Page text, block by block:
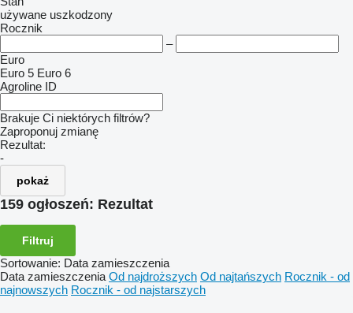
używane uszkodzony
Rocznik
–
Euro
Euro 5 Euro 6
Agroline ID
Brakuje Ci niektórych filtrów?
Zaproponuj zmianę
Rezultat:
-
pokaż
159 ogłoszeń: Rezultat
Filtruj
Sortowanie: Data zamieszczenia
Data zamieszczenia Od najdroższych Od najtańszych Rocznik - od
najnowszych Rocznik - od najstarszych